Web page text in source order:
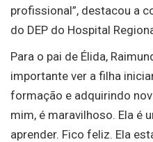
profissional”, destacou a
do DEP do Hospital
Para o pai de Élida,
importante ver a filha
formação e adquirindo
mim, é maravilhoso. Ela é
aprender. Fico feliz. Ela